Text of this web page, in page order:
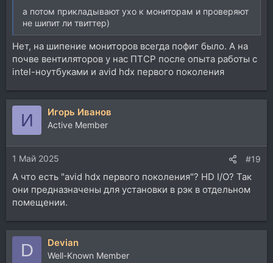
а потом прикладывают ухо к мониторам и проверяют
не шипит ли твиттер)
Нет, на шипение мониторов всегда пофиг было. А на
почве вентиляторов у нас ПТСР после опыта работы с
intel-ноутбуками и avid hdx первого поколения
И Игорь Иванов
Active Member
1 Май 2025 #19
А что есть "avid hdx первого поколения"? HD I/O? Так
они предназначены для установки в рэк в отдельном
помещении.
D Devian
Well-Known Member